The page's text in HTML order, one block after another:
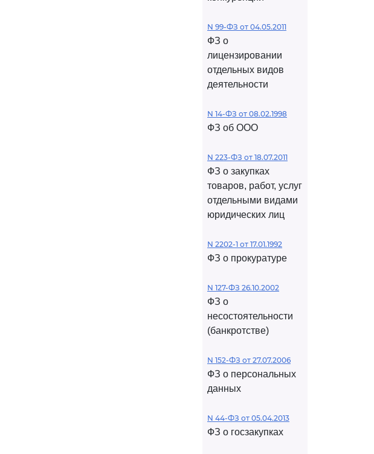
N 99-ФЗ от 04.05.2011
ФЗ о
лицензировании
отдельных видов
деятельности
N 14-ФЗ от 08.02.1998
ФЗ об ООО
N 223-ФЗ от 18.07.2011
ФЗ о закупках
товаров, работ, услуг
отдельными видами
юридических лиц
N 2202-1 от 17.01.1992
ФЗ о прокуратуре
N 127-ФЗ 26.10.2002
ФЗ о
несостоятельности
(банкротстве)
N 152-ФЗ от 27.07.2006
ФЗ о персональных
данных
N 44-ФЗ от 05.04.2013
ФЗ о госзакупках